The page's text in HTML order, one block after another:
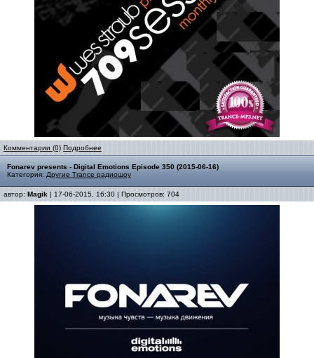
Комментарии (0) Подробнее
Fonarev presents - Digital Emotions Episode 350 (2015-06-16)
Категория: Другие Trance радиошоу
автор: Magik | 17-06-2015, 16:30 | Просмотров: 704